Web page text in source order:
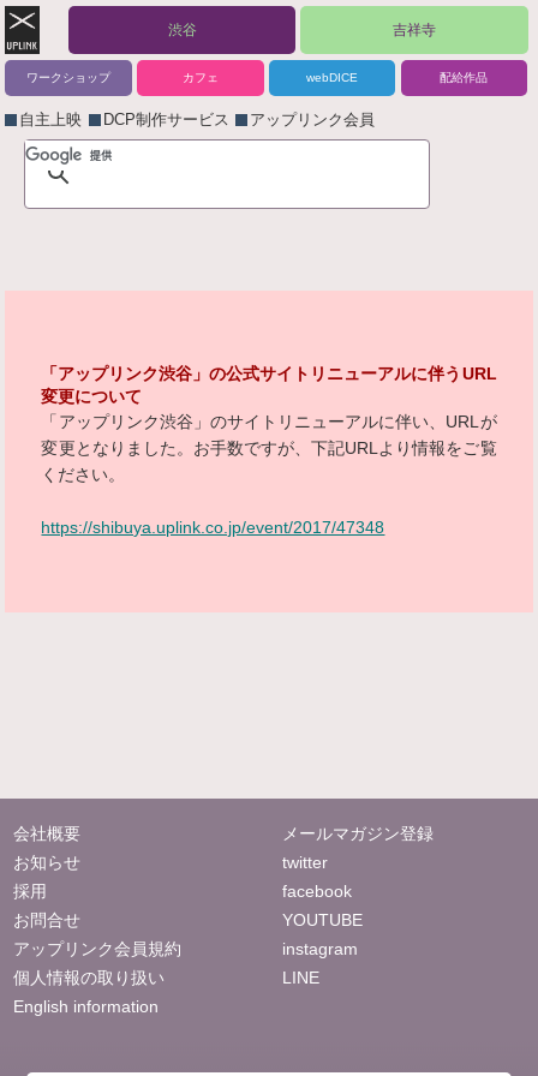
渋谷 吉祥寺
ワークショップ カフェ webDICE 配給作品
自主上映 DCP制作サービス アップリンク会員
「アップリンク渋谷」の公式サイトリニューアルに伴うURL
変更について
「アップリンク渋谷」のサイトリニューアルに伴い、URLが
変更となりました。お手数ですが、下記URLより情報をご覧
ください。
https://shibuya.uplink.co.jp/event/2017/47348
会社概要
お知らせ
採用
お問合せ
アップリンク会員規約
個人情報の取り扱い
English information
メールマガジン登録
twitter
facebook
YOUTUBE
instagram
LINE